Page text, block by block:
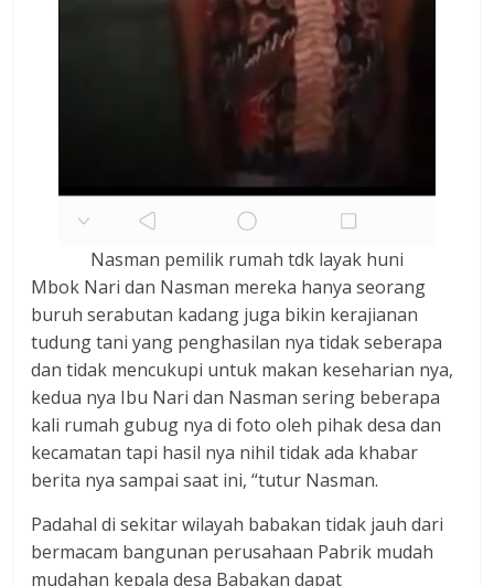
Nasman pemilik rumah tdk layak huni
Mbok Nari dan Nasman mereka hanya seorang
buruh serabutan kadang juga bikin kerajianan
tudung tani yang penghasilan nya tidak seberapa
dan tidak mencukupi untuk makan keseharian nya,
kedua nya Ibu Nari dan Nasman sering beberapa
kali rumah gubug nya di foto oleh pihak desa dan
kecamatan tapi hasil nya nihil tidak ada khabar
berita nya sampai saat ini, “tutur Nasman.
Padahal di sekitar wilayah babakan tidak jauh dari
bermacam bangunan perusahaan Pabrik mudah
mudahan kepala desa Babakan dapat